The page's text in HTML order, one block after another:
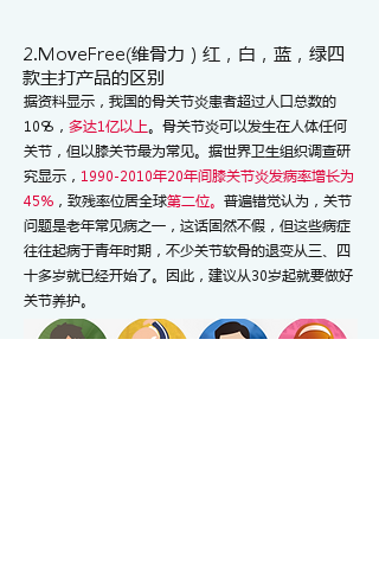
2.MoveFree(维骨力）红，白，蓝，绿四
款主打产品的区别
据资料显示，我国的骨关节炎患者超过人口总数的
10％， 多达1亿以上。骨关节炎可以发生在人体任何
关节，但以膝关节最为常见。 据世界卫生组织调查研
究显示， 1990-2010年20年间膝关节炎发病率增长为
45% ，致残率位居全球第二位。 普遍错觉认为，关节
问题是老年常见病之一，这话固然不假，但这些病症
往往起病于青年时期，不少关节软骨的退变从三、四
十多岁就已经开始了。因此，建议从30岁起就要做好
关节养护。